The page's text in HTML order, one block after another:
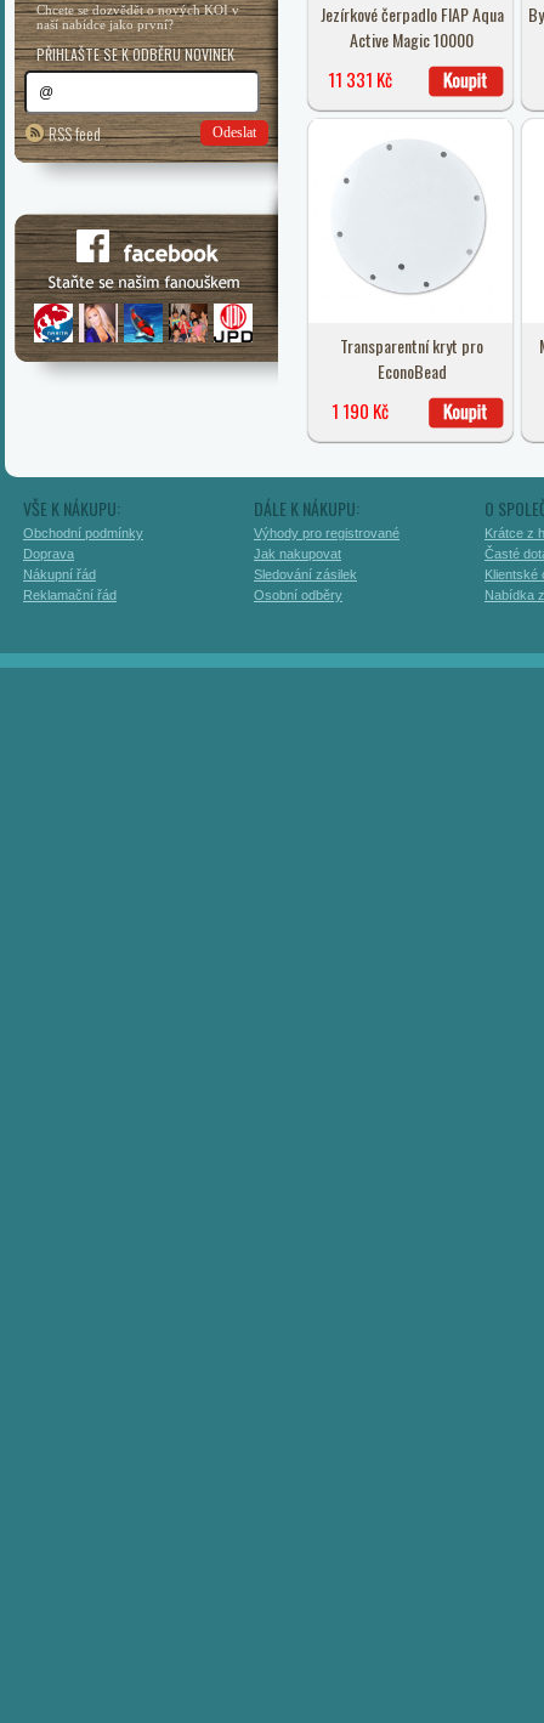
Chcete se dozvědět o nových KOI v
naší nabídce jako první?
PŘIHLAŠTE SE K ODBĚRU NOVINEK
RSS feed Odeslat
Jezírkové čerpadlo FIAP Aqua
Active Magic 10000
11 331 Kč
Transparentní kryt pro
EconoBead
1 190 Kč
VŠE K NÁKUPU:
Obchodní podmínky
Doprava
Nákupní řád
Reklamační řád
DÁLE K NÁKUPU:
Výhody pro registrované
Jak nakupovat
Sledování zásilek
Osobní odběry
O
Krátce z
Časté
Klientské
Nabídka